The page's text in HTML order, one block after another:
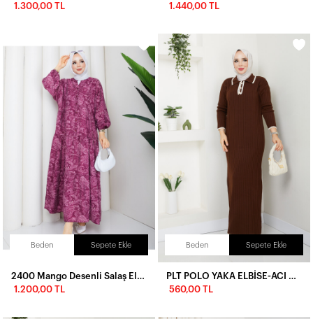
1.300,00 TL
1.440,00 TL
Beden Sepete Ekle
1.200,00 TL
Beden Sepete Ekle
560,00 TL